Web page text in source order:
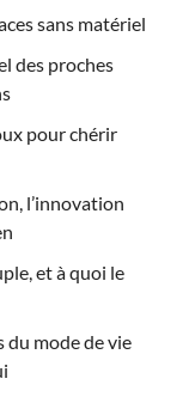
sans matériel
des proches
pour chérir
l’innovation
et à quoi le
mode de vie